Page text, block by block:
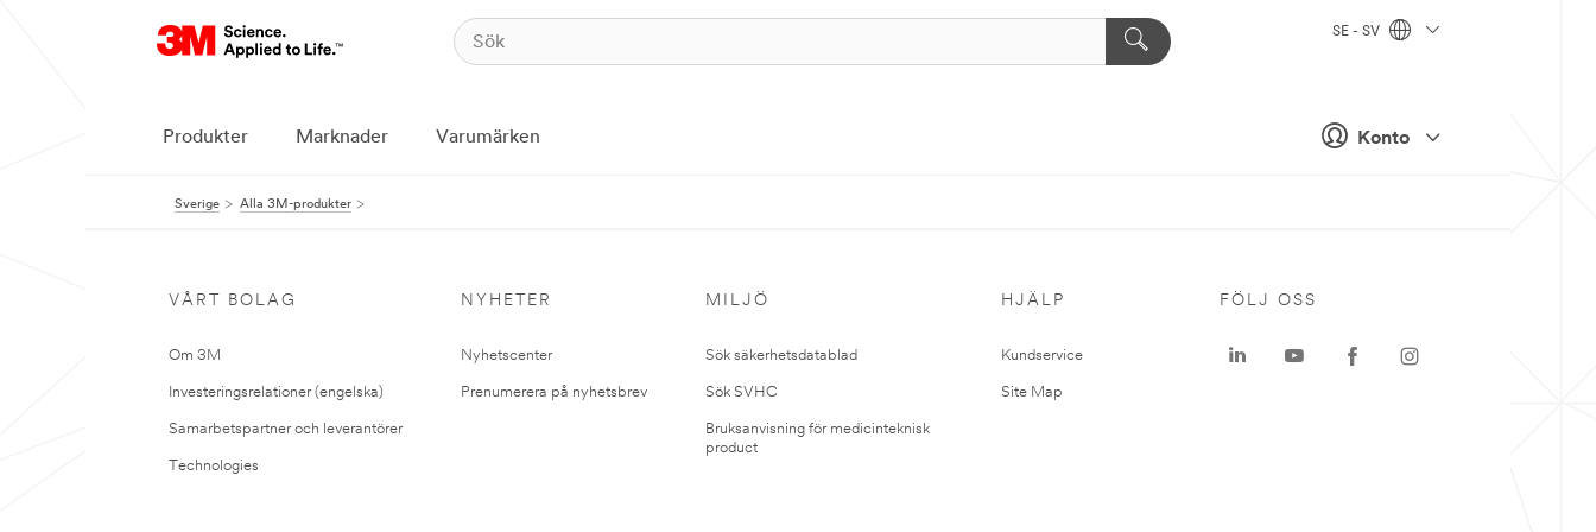
Konto
SE - SV
Produkter Marknader Varumärken
Sverige Alla 3M-produkter
VÅRT BOLAG
Om 3M
Investeringsrelationer (engelska)
Samarbetspartner och leverantörer
Technologies
NYHETER
Nyhetscenter
Prenumerera på nyhetsbrev
MILJÖ
Sök säkerhetsdatablad
Sök SVHC
Bruksanvisning för medicinteknisk
product
HJÄLP
Kundservice
Site Map
FÖLJ OSS